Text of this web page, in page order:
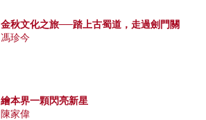
金秋文化之旅──踏上古蜀道，走過劍門關
馮珍今
繪本界一顆閃亮新星
陳家偉